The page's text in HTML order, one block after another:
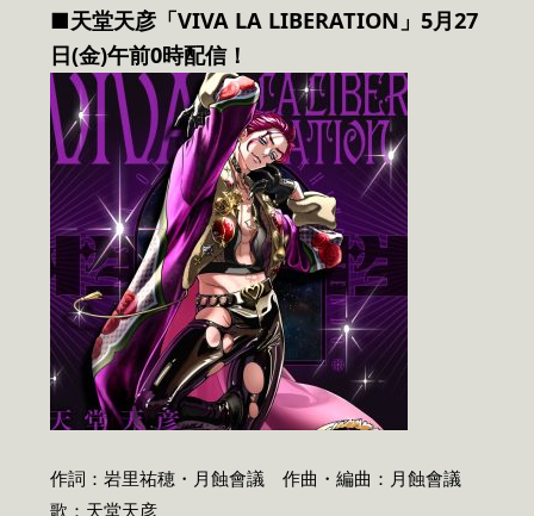
■天堂天彦「VIVA LA LIBERATION」5月27
日(金)午前0時配信！
作詞：岩里祐穂・月蝕會議 作曲・編曲：月蝕會議
歌：天堂天彦